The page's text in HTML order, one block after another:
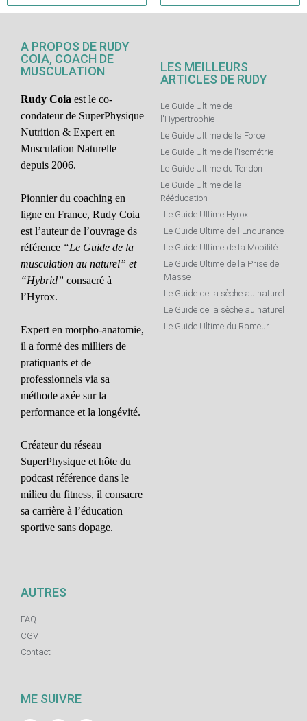
A PROPOS DE RUDY
COIA, COACH DE
MUSCULATION
Rudy Coia est le co-
condateur de SuperPhysique
Nutrition & Expert en
Musculation Naturelle
depuis 2006.
Pionnier du coaching en
ligne en France, Rudy Coia
est l’auteur de l’ouvrage ds
référence “Le Guide de la
musculation au naturel” et
“Hybrid” consacré à
l’Hyrox.
Expert en morpho-anatomie,
il a formé des milliers de
pratiquants et de
professionnels via sa
méthode axée sur la
performance et la longévité.
Créateur du réseau
SuperPhysique et hôte du
podcast référence dans le
milieu du fitness, il consacre
sa carrière à l’éducation
sportive sans dopage.
LES MEILLEURS
ARTICLES DE RUDY
Le Guide Ultime de
l'Hypertrophie
Le Guide Ultime de la Force
Le Guide Ultime de l'Isométrie
Le Guide Ultime du Tendon
Le Guide Ultime de la
Rééducation
Le Guide Ultime Hyrox
Le Guide Ultime de l'Endurance
Le Guide Ultime de la Mobilité
Le Guide Ultime de la Prise de
Masse
Le Guide de la sèche au naturel
Le Guide de la sèche au naturel
Le Guide Ultime du Rameur
AUTRES
FAQ
CGV
Contact
ME SUIVRE